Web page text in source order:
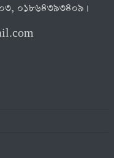
০১৮৬৪৩৯৩৪০৯।